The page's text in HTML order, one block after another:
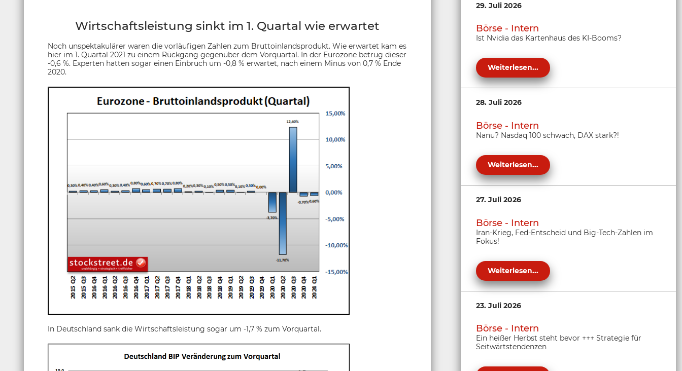
Wirtschaftsleistung sinkt im 1. Quartal wie erwartet
Noch unspektakulärer waren die vorläufigen Zahlen zum Bruttoinlandsprodukt. Wie erwartet kam es
hier im 1. Quartal 2021 zu einem Rückgang gegenüber dem Vorquartal. In der Eurozone betrug dieser
-0,6 %. Experten hatten sogar einen Einbruch um -0,8 % erwartet, nach einem Minus von 0,7 % Ende
2020.
In Deutschland sank die Wirtschaftsleistung sogar um -1,7 % zum Vorquartal.
29. Juli 2026
Börse - Intern
Ist Nvidia das Kartenhaus des KI-Booms?
Weiterlesen...
28. Juli 2026
Börse - Intern
Nanu? Nasdaq 100 schwach, DAX stark?!
Weiterlesen...
27. Juli 2026
Börse - Intern
Iran-Krieg, Fed-Entscheid und Big-Tech-Zahlen im
Fokus!
Weiterlesen...
23. Juli 2026
Börse - Intern
Ein heißer Herbst steht bevor +++ Strategie für
Seitwärtstendenzen